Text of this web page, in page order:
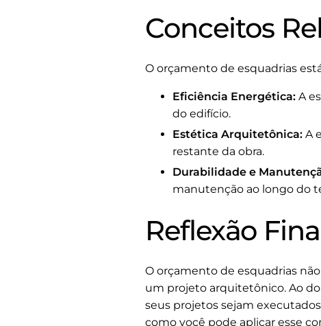
Conceitos
O orçamento de esquadrias
Eficiência Energética: A
do edifício.
Estética Arquitetônica: A
restante da obra.
Durabilidade e
manutenção ao longo do
Reflexão
O orçamento de esquadrias
um projeto arquitetônico. Ao
seus projetos sejam
como você pode aplicar esse